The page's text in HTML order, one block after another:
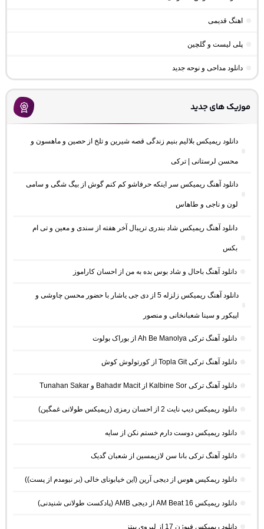
اهنگ قدیمی
پلی لیست و گلچین
دانلود مداحی و نوحه جدید
موزیک های جدید
دانلود ریمیکس بلالیم بنیم زندگی قصه شیرین و تلخ از حصین و ماهسون و
محسن لرستانی | ترکی
دانلود آهنگ ریمیکس سر اینکه حرفاشو کم کنم گوش از بیگ شگی و سامی
لون و ناجی و طاهاس
دانلود آهنگ ریمیکس شاد بندری تریبال آخر هفته از سندی و معین و تی ام
بکس
دانلود آهنگ باحال و شاد بوس بده به من از احسان کاراموز
دانلود آهنگ ریمیکس زلزله 5 از دی جی یاشار با حضور محسن چاوشی و
اپیکور و سینا شعبانخانی و منصور
دانلود آهنگ ترکی Ah Be Manolya از بوراک بولوت
دانلود آهنگ ترکی Topla Git از کورتولوش کوش
دانلود آهنگ ترکی Kalbine Sor از Bahadır Macit و Tunahan Sakar
دانلود ریمیکس دیپ نایت 2 از احسان رمزی (ریمیکس طولانی غمگین)
دانلود ریمیکس دوست دارم خستم نکن از سایه
دانلود آهنگ ترکی بانا سن لازیمسین از شعبان گدیک
دانلود ریمکیس هوس از دیجی آرین (این خیابونای خالی (بر نیومدم از پست))
دانلود ریمیکس AM Beat 16 از دیجی AMB (پادکست طولانی شنیدنی)
دانلود ریمیکس فیوژن 17 از لیروی بیتز